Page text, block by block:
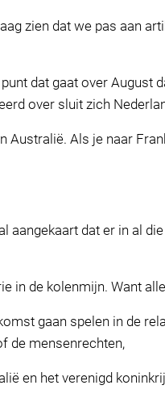
zien dat we pas aan
dat gaat over August
over sluit zich
Australië. Als je naar
aangekaart dat er in al
in de kolenmijn. Want
gaan spelen in de
de mensenrechten,
en het verenigd